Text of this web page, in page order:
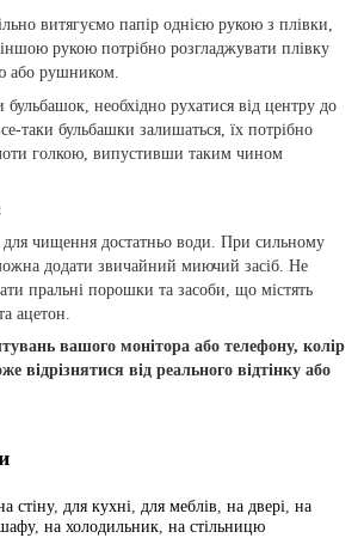
витягуємо папір однією рукою з плівки,
рукою потрібно розгладжувати плівку
або рушником.
необхідно рухатися від центру до
таки бульбашки залишаться, їх потрібно
голкою, випустивши таким чином
чищення достатньо води. При сильному
додати звичайний миючий засіб. Не
пральні порошки та засоби, що містять
ацетон.
вашого монітора або телефону, колір
відрізнятися від реального відтінку або
стіну, для кухні, для меблів, на двері, на
, на холодильник, на стільницю